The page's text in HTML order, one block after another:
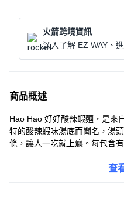
火箭跨境資訊
深入了解 EZ WAY、
商品概述
Hao Hao 好好酸辣蝦麵，是來
特的酸辣蝦味湯底而聞名，湯
條，讓人一吃就上癮。每包含
泡，三分鐘即可享用，讓您隨
查